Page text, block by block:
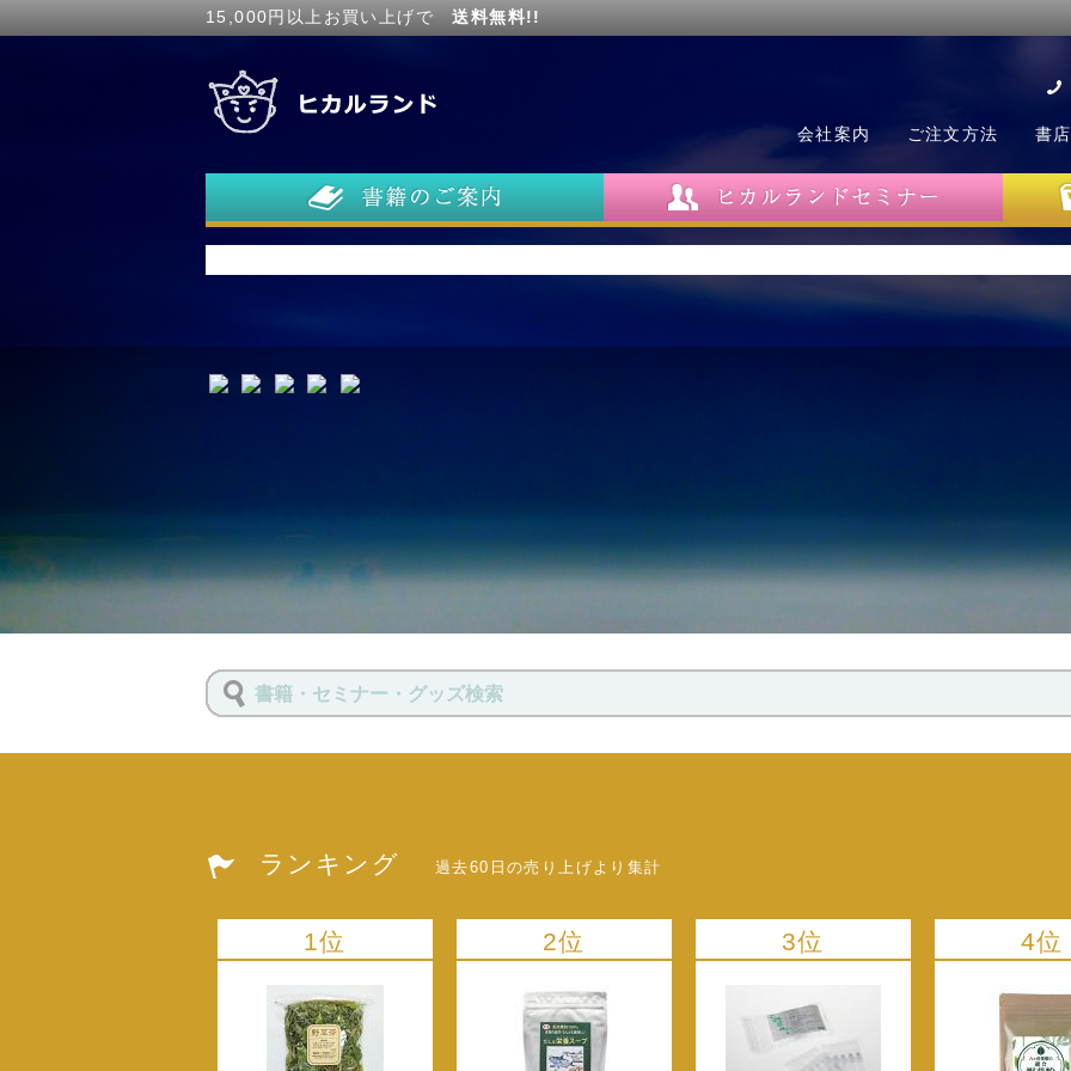
15,000円以上お買い上げで送料無料!!
会社案内 ご注文方法 書
ランキング 過去60日の売り上げより集計
1位 2位 3位 4位